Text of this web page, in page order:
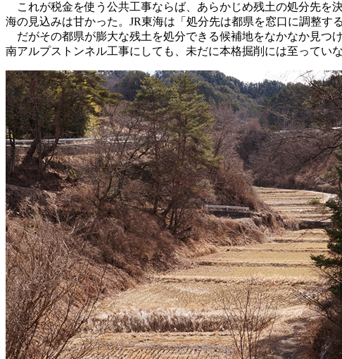
これが税金を使う公共工事ならば、あらかじめ残土の処分先を
海の見込みは甘かった。JR東海は「処分先は都県を窓口に調整す
だがその都県が膨大な残土を処分できる候補地をなかなか見つ
南アルプストンネル工事にしても、未だに本格掘削には至っていな